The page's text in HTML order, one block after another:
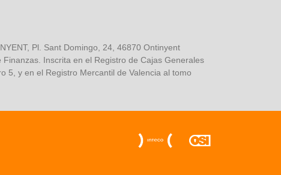
Pl. Sant Domingo, 24, 46870 Ontinyent
Inscrita en el Registro de Cajas Generales
5, y en el Registro Mercantil de Valencia al tomo